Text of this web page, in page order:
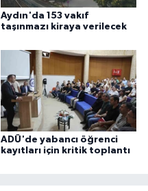
Aydın'da 153 vakıf
taşınmazı kiraya verilecek
ADÜ'de yabancı öğrenci
kayıtları için kritik toplantı